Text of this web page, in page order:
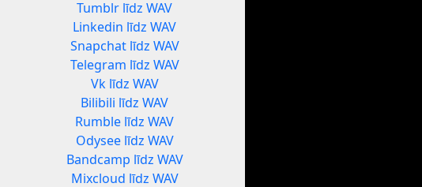
Tumblr līdz WAV
Linkedin līdz WAV
Snapchat līdz WAV
Telegram līdz WAV
Vk līdz WAV
Bilibili līdz WAV
Rumble līdz WAV
Odysee līdz WAV
Bandcamp līdz WAV
Mixcloud līdz WAV